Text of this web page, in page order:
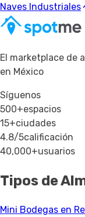
Naves Industriales
El marketplace de
en México
Síguenos
500+espacios
15+ciudades
4.8/5calificación
40,000+usuarios
Tipos de
Mini Bodegas en